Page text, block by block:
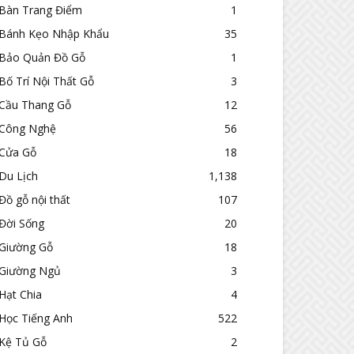
Trang Điểm
1
Kẹo Nhập Khẩu
35
Quản Đồ Gỗ
1
Trí Nội Thất Gỗ
3
Thang Gỗ
12
Nghệ
56
Gỗ
18
Lịch
1,138
gỗ nội thất
107
Sống
20
Gỗ
18
Ngủ
3
Chia
4
Tiếng Anh
522
Tủ Gỗ
2